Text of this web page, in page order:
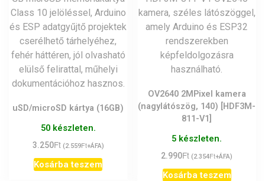
uSD/microSD kártya (16GB)
50 készleten.
3.250Ft (2.559Ft+ÁFA)
Kosárba teszem
OV2640 2MPixel kamera
(nagylátószög, 140) [HDF3M-
811-V1]
5 készleten.
2.990Ft (2.354Ft+ÁFA)
Kosárba teszem